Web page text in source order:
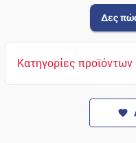
Δες
Κατηγορίες προϊόντων